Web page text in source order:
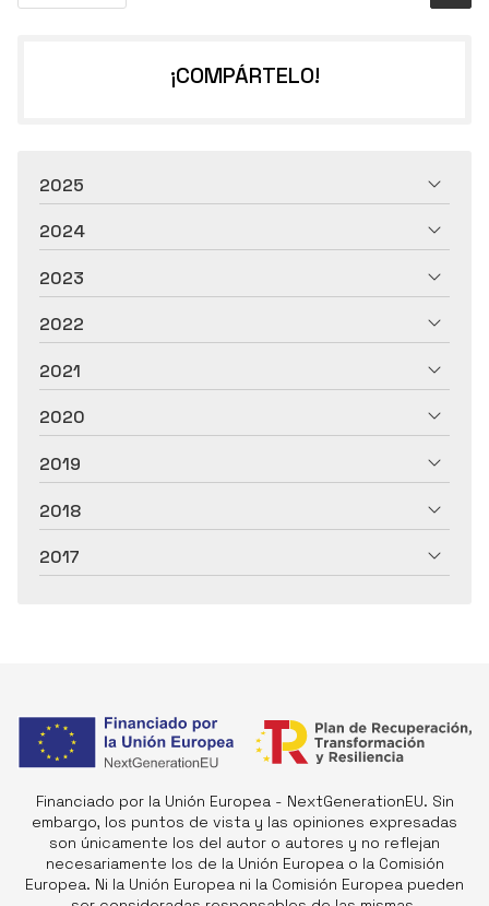
¡COMPÁRTELO!
2025
2024
2023
2022
2021
2020
2019
2018
2017
Financiado por la Unión Europea - NextGenerationEU. Sin
embargo, los puntos de vista y las opiniones expresadas
son únicamente los del autor o autores y no reflejan
necesariamente los de la Unión Europea o la Comisión
Europea. Ni la Unión Europea ni la Comisión Europea pueden